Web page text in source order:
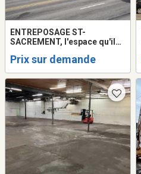
ENTREPOSAGE ST-
SACREMENT, l'espace qu'il
Prix sur demande